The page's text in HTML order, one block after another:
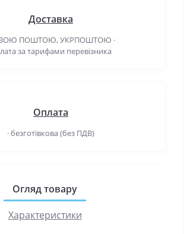
Доставка
ПОШТОЮ, УКРПОШТОЮ ·
за тарифами перевізника
Оплата
· безготівкова (без ПДВ)
Огляд товару
Характеристики